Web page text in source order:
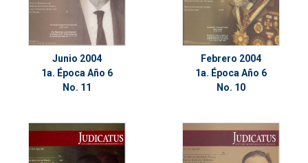
Junio 2004
1a. Época Año 6
No. 11
Febrero 2004
1a. Época Año 6
No. 10